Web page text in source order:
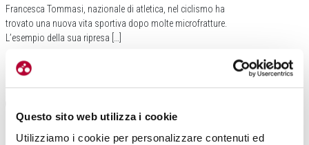
Questo sito web utilizza i cookie
Utilizziamo i cookie per personalizzare contenuti ed
Francesca Tommasi, nazionale di atletica, nel ciclismo ha
trovato una nuova vita sportiva dopo molte microfratture.
L’esempio della sua ripresa […]
#FRANCESCA TOMMASI
#MICROFRATTURE